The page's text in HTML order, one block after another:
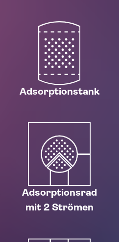
Adsorptionstank
Adsorptionsrad
mit 2 Strömen